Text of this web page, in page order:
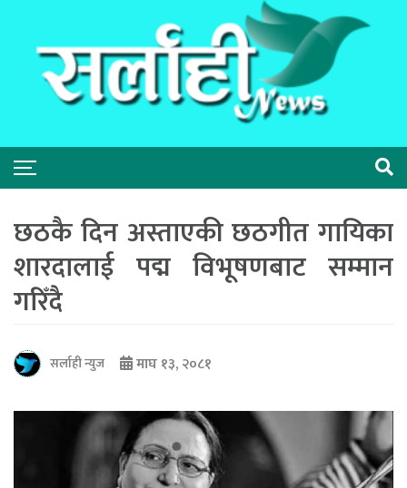
छठकै दिन अस्ताएकी छठगीत गायिका
शारदालाई पद्म विभूषणबाट सम्मान
गरिँदै
सर्लाही न्युज माघ १३, २०८१